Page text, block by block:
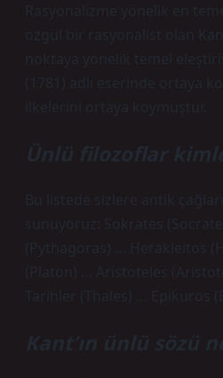
Rasyonalizme yönelik en
özgül bir rasyonalist olan
noktaya yönelik temel
(1781) adlı eserinde ortaya
ilkelerini ortaya koymuştur.
Ünlü filozoflar
Bu listede sizlere antik
sunuyoruz: Sokrates
(Pythagoras) … Herakleitos
(Platon) … Aristoteles
Tarihler (Thales) … Epikuros
Kant’ın ünlü sözü